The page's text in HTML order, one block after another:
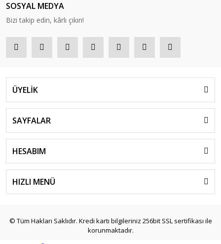
SOSYAL MEDYA
Bizi takip edin, kârlı çıkın!
ÜYELİK
SAYFALAR
HESABIM
HIZLI MENÜ
© Tüm Hakları Saklıdır. Kredi kartı bilgileriniz 256bit SSL sertifikası ile
korunmaktadır.